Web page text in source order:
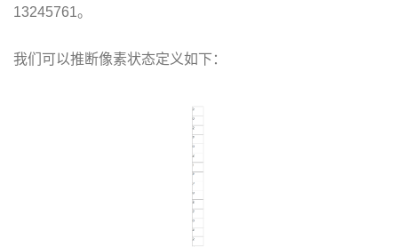
13245761。
我们可以推断像素状态定义如下：